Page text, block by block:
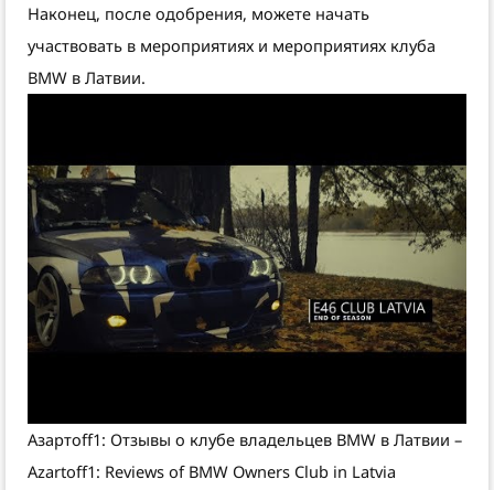
Наконец, после одобрения, можете начать
участвовать в мероприятиях и мероприятиях клуба
BMW в Латвии.
Азартоff1: Отзывы о клубе владельцев BMW в Латвии –
Azartoff1: Reviews of BMW Owners Club in Latvia